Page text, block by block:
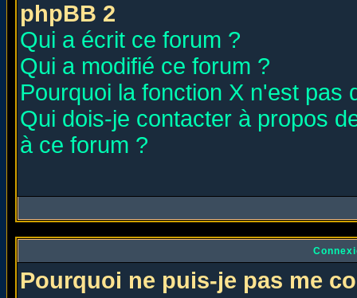
phpBB 2
Qui a écrit ce forum ?
Qui a modifié ce forum ?
Pourquoi la fonction X n'est pas
Qui dois-je contacter à propos
à ce forum ?
Pourquoi ne puis-je pas me